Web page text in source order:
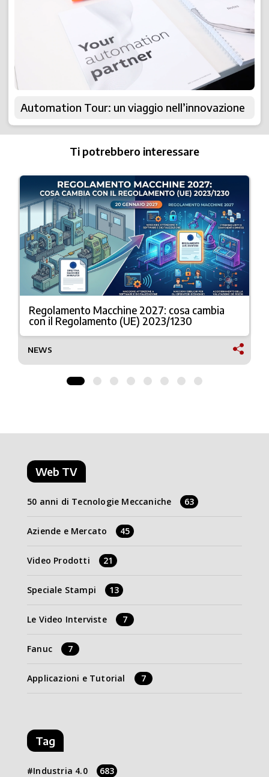
Automation Tour: un viaggio nell’innovazione
Ti potrebbero interessare
Regolamento Macchine 2027: cosa cambia
con il Regolamento (UE) 2023/1230
NEWS
Web TV
50 anni di Tecnologie Meccaniche 63
Aziende e Mercato 45
Video Prodotti 21
Speciale Stampi 13
Le Video Interviste 7
Fanuc 7
Applicazioni e Tutorial 7
Tag
Industria 4.0 683